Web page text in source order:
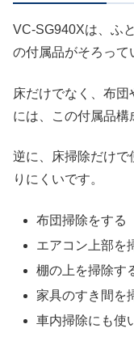
VC-SG940Xは、ふ
の付属品がそろって
床だけでなく、布団
には、この付属品構
逆に、床掃除だけで
りにくいです。
布団掃除をする
エアコン上部を
棚の上を掃除す
家具のすき間を
車内掃除にも使